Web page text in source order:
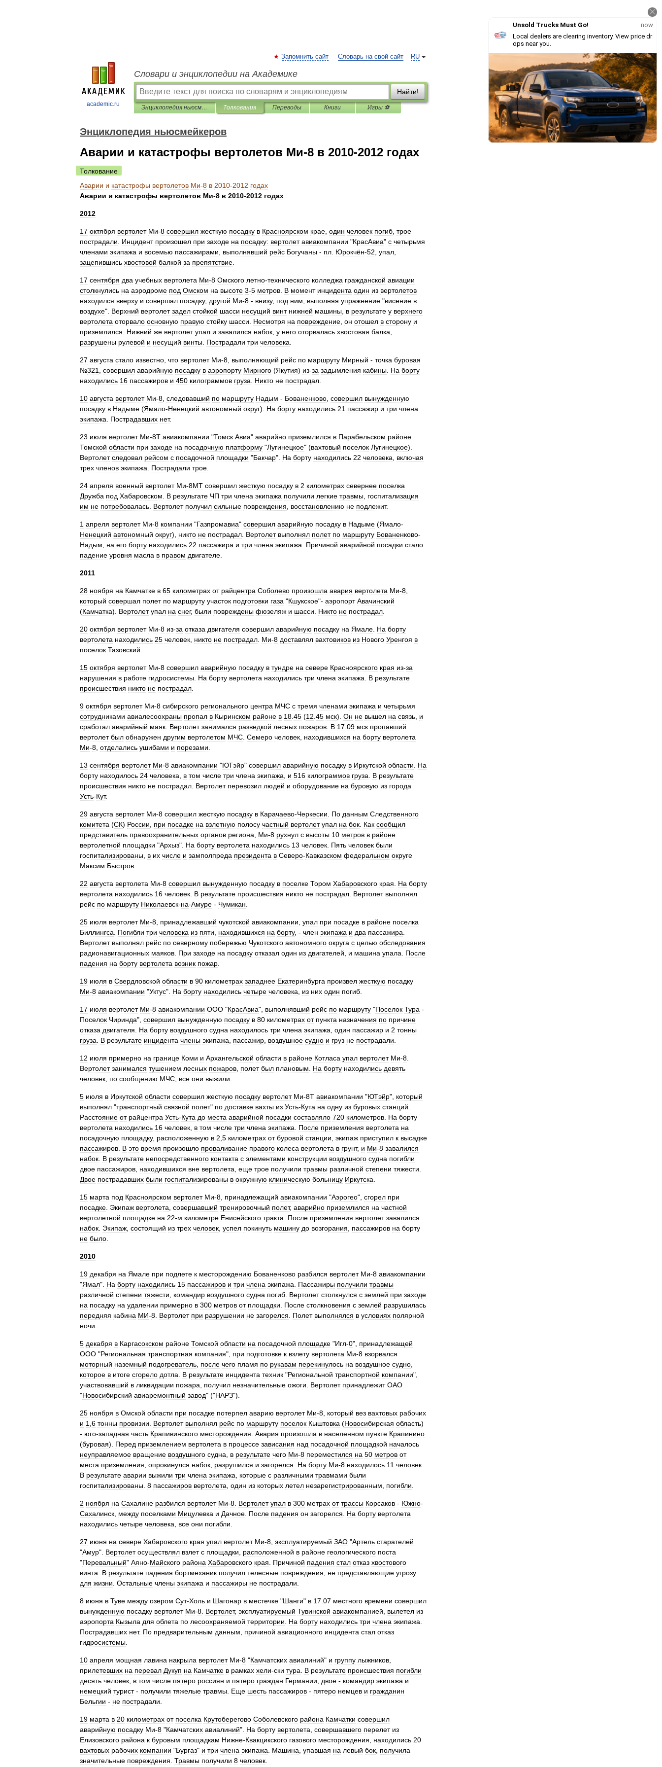
academic.ru
RU
Запомнить сайт Словарь на свой сайт
Словари и энциклопедии на Академике
Найти!
Энциклопедия ньюсмейкеров Толкования Переводы Книги Игры ⚽
Энциклопедия ньюсмейкеров
Аварии и катастрофы вертолетов Ми-8 в 2010-2012 годах
Толкование
Аварии и катастрофы вертолетов Ми-8 в 2010-2012 годах
Аварии и катастрофы вертолетов Ми-8 в 2010-2012 годах
2012
17 октября вертолет Ми-8 совершил жесткую посадку в Красноярском крае один человек погиб трое
пострадали
Инцидент произошел при заходе на посадку: вертолет авиакомпании "КрасАвиа" с четырьмя
членами экипажа и восемью пассажирами выполнявший рейс Богучаны - пл Юрокчён-52 упал
зацепившись хвостовой балкой за препятствие
17 сентября два учебных вертолета Ми-8 Омского летно-технического колледжа гражданской авиации
столкнулись на аэродроме под Омском на высоте 3-5 метров В момент инцидента один из вертолетов
находился вверху и совершал посадку, другой Ми-8 - внизу, под ним выполняя упражнение "висение в
воздухе". Верхний вертолет задел стойкой шасси несущий винт нижней машины в результате у верхнего
вертолета оторвало основную правую стойку шасси Несмотря на повреждение он отошел в сторону и
приземлился
Нижний же вертолет упал и завалился набок у него оторвалась хвостовая балка
разрушены рулевой и несущий винты Пострадали три человека
27 августа стало известно что вертолет Ми-8 выполняющий рейс по маршруту Мирный - точка буровая
№321 совершил аварийную посадку в аэропорту Мирного (Якутия) из-за задымления кабины На борту
находились 16 пассажиров и 450 килограммов груза Никто не пострадал
10 августа вертолет Ми-8 следовавший по маршруту Надым - Бованенково совершил вынужденную
посадку в Надыме (Ямало-Ненецкий автономный округ). На борту находились 21 пассажир и три члена
экипажа
Пострадавших нет.
23 июля вертолет Ми-8Т авиакомпании "Томск Авиа" аварийно приземлился в Парабельском районе
Томской области при заходе на посадочную платформу "Лугинецкое" (вахтовый поселок Лугинецкое).
Вертолет следовал рейсом с посадочной площадки "Бакчар". На борту находились 22 человека
включая
трех членов экипажа Пострадали трое
24 апреля военный вертолет Ми-8МТ совершил жесткую посадку в 2 километрах севернее поселка
Дружба под Хабаровском В результате ЧП три члена экипажа получили легкие травмы госпитализация
им не потребовалась Вертолет получил сильные повреждения восстановлению не подлежит.
1 апреля вертолет Ми-8 компании "Газпромавиа" совершил аварийную посадку в Надыме (Ямало-
Ненецкий автономный округ), никто не пострадал Вертолет выполнял полет по маршруту Бованенково-
Надым
на его борту находились 22 пассажира и три члена экипажа Причиной аварийной посадки стало
падение уровня масла в правом двигателе
2011
28 ноября на Камчатке в 65 километрах от райцентра Соболево произошла авария вертолета Ми-8
который совершал полет по маршруту участок подготовки газа "Кшукское"- аэропорт Авачинский
(Камчатка). Вертолет упал на снег, были повреждены фюзеляж и шасси Никто не пострадал
20 октября вертолет Ми-8 из-за отказа двигателя совершил аварийную посадку на Ямале На борту
вертолета находились 25 человек никто не пострадал Ми-8 доставлял вахтовиков из Нового Уренгоя в
поселок Тазовский
15 октября вертолет Ми-8 совершил аварийную посадку в тундре на севере Красноярского края из-за
нарушения в работе гидросистемы На борту вертолета находились три члена экипажа В результате
происшествия никто не пострадал
9 октября вертолет Ми-8 сибирского регионального центра МЧС с тремя членами экипажа и четырьмя
сотрудниками авиалесоохраны пропал в Кыринском районе в 18 45 (12 45 мск). Он не вышел на связь и
сработал аварийный маяк Вертолет занимался разведкой лесных пожаров В 17 09 мск пропавший
вертолет был обнаружен другим вертолетом МЧС Семеро человек находившихся на борту вертолета
Ми-8 отделались ушибами и порезами
13 сентября вертолет Ми-8 авиакомпании "ЮТэйр" совершил аварийную посадку в Иркутской области
На
борту находилось 24 человека в том числе три члена экипажа и 516 килограммов груза В результате
происшествия никто не пострадал Вертолет перевозил людей и оборудование на буровую из города
Усть-Кут.
29 августа вертолет Ми-8 совершил жесткую посадку в Карачаево-Черкесии По данным Следственного
комитета (СК) России при посадке на взлетную полосу частный вертолет упал на бок Как сообщил
представитель правоохранительных органов региона Ми-8 рухнул с высоты 10 метров в районе
вертолетной площадки "Архыз". На борту вертолета находились 13 человек Пять человек были
госпитализированы в их числе и замполпреда президента в Северо-Кавказском федеральном округе
Максим Быстров
22 августа вертолета Ми-8 совершил вынужденную посадку в поселке Тором Хабаровского края На борту
вертолета находились 16 человек В результате происшествия никто не пострадал Вертолет выполнял
рейс по маршруту Николаевск-на-Амуре - Чумикан
25 июля вертолет Ми-8 принадлежавший чукотской авиакомпании упал при посадке в районе поселка
Биллингса
Погибли три человека из пяти находившихся на борту, - член экипажа и два пассажира
Вертолет выполнял рейс по северному побережью Чукотского автономного округа с целью обследования
радионавигационных маяков При заходе на посадку отказал один из двигателей и машина упала
После
падения на борту вертолета возник пожар
19 июля в Свердловской области в 90 километрах западнее Екатеринбурга произвел жесткую посадку
Ми-8 авиакомпании "Уктус". На борту находились четыре человека из них один погиб
17 июля вертолет Ми-8 авиакомпании ООО "КрасАвиа", выполнявший рейс по маршруту "Поселок Тура -
Поселок Чиринда", совершил вынужденную посадку в 80 километрах от пункта назначения по причине
отказа двигателя На борту воздушного судна находилось три члена экипажа один пассажир и 2 тонны
груза
В результате инцидента члены экипажа пассажир воздушное судно и груз не пострадали
12 июля примерно на границе Коми и Архангельской области в районе Котласа упал вертолет Ми-8
Вертолет занимался тушением лесных пожаров полет был плановым На борту находились девять
человек по сообщению МЧС все они выжили
5 июля в Иркутской области совершил жесткую посадку вертолет Ми-8Т авиакомпании "ЮТэйр", который
выполнял "транспортный связной полет" по доставке вахты из Усть-Кута на одну из буровых станций
Расстояние от райцентра Усть-Кута до места аварийной посадки составляло 720 километров На борту
вертолета находились 16 человек в том числе три члена экипажа После приземления вертолета на
посадочную площадку, расположенную в 2 5 километрах от буровой станции экипаж приступил к высадке
пассажиров В это время произошло проваливание правого колеса вертолета в грунт, и Ми-8 завалился
набок В результате непосредственного контакта с элементами конструкции воздушного судна погибли
двое пассажиров находившихся вне вертолета еще трое получили травмы различной степени тяжести
Двое пострадавших были госпитализированы в окружную клиническую больницу Иркутска
15 марта под Красноярском вертолет Ми-8 принадлежащий авиакомпании "Аэрогео", сгорел при
посадке Экипаж вертолета совершавший тренировочный полет, аварийно приземлился на частной
вертолетной площадке на 22-м километре Енисейского тракта После приземления вертолет завалился
набок Экипаж состоящий из трех человек успел покинуть машину до возгорания пассажиров на борту
не было
2010
19 декабря на Ямале при подлете к месторождению Бованенково разбился вертолет Ми-8 авиакомпании
"Ямал". На борту находились 15 пассажиров и три члена экипажа Пассажиры получили травмы
различной степени тяжести командир воздушного судна погиб Вертолет столкнулся с землей при заходе
на посадку на удалении примерно в 300 метров от площадки После столкновения с землей разрушилась
передняя кабина МИ-8 Вертолет при разрушении не загорелся Полет выполнялся в условиях полярной
ночи
5 декабря в Каргасокском районе Томской области на посадочной площадке "Игл-0", принадлежащей
ООО "Региональная транспортная компания", при подготовке к взлету вертолета Ми-8 взорвался
моторный наземный подогреватель после чего пламя по рукавам перекинулось на воздушное судно
которое в итоге сгорело дотла В результате инцидента техник "Региональной транспортной компании",
участвовавший в ликвидации пожара получил незначительные ожоги Вертолет принадлежит ОАО
"Новосибирский авиаремонтный завод" ("НАРЗ").
25 ноября в Омской области при посадке потерпел аварию вертолет Ми-8 который вез вахтовых рабочих
и 1 6 тонны провизии Вертолет выполнял рейс по маршруту поселок Кыштовка (Новосибирская область)
- юго-западная часть Крапивинского месторождения Авария произошла в населенном пункте Крапинино
(буровая). Перед приземлением вертолета в процессе зависания над посадочной площадкой началось
неуправляемое вращение воздушного судна в результате чего Ми-8 переместился на 50 метров от
места приземления опрокинулся набок разрушился и загорелся На борту Ми-8 находилось 11 человек
В результате аварии выжили три члена экипажа которые с различными травмами были
госпитализированы 8 пассажиров вертолета один из которых летел незарегистрированным погибли
2 ноября на Сахалине разбился вертолет Ми-8 Вертолет упал в 300 метрах от трассы Корсаков - Южно-
Сахалинск между поселками Мицулевка и Дачное После падения он загорелся На борту вертолета
находились четыре человека все они погибли
27 июня на севере Хабаровского края упал вертолет Ми-8 эксплуатируемый ЗАО "Артель старателей
"Амур". Вертолет осуществлял взлет с площадки расположенной в районе геологического поста
"Перевальный" Аяно-Майского района Хабаровского края Причиной падения стал отказ хвостового
винта
В результате падения бортмеханик получил телесные повреждения не представляющие угрозу
для жизни Остальные члены экипажа и пассажиры не пострадали
8 июня в Туве между озером Сут-Холь и Шагонар в местечке "Шанги" в 17 07 местного времени совершил
вынужденную посадку вертолет Ми-8 Вертолет, эксплуатируемый Тувинской авиакомпанией вылетел из
аэропорта Кызыла для облета по лесоохраняемой территории На борту находились три члена экипажа
Пострадавших нет. По предварительным данным причиной авиационного инцидента стал отказ
гидросистемы
10 апреля мощная лавина накрыла вертолет Ми-8 "Камчатских авиалиний" и группу лыжников
прилетевших на перевал Дукуп на Камчатке в рамках хели-ски тура В результате происшествия погибли
десять человек в том числе пятеро россиян и пятеро граждан Германии двое - командир экипажа и
немецкий турист- получили тяжелые травмы Еще шесть пассажиров - пятеро немцев и гражданин
Бельгии - не пострадали
19 марта в 20 километрах от поселка Крутоберегово Соболевского района Камчатки совершил
аварийную посадку Ми-8 "Камчатских авиалиний". На борту вертолета совершавшего перелет из
Елизовского района к буровым площадкам Нижне-Квакцикского газового месторождения находились 20
вахтовых рабочих компании "Бургаз" и три члена экипажа Машина упавшая на левый бок получила
значительные повреждения Травмы получили 8 человек